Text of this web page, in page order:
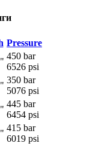
Pressure
450 bar
6526 psi
350 bar
5076 psi
445 bar
6454 psi
415 bar
6019 psi